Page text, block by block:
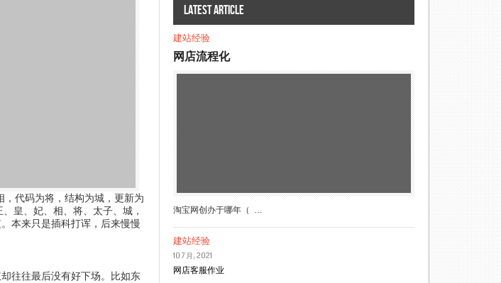
代码为将，结构为城，更新为
皇、妃、相、将、太子、城，
本来只是插科打诨，后来慢慢
往往最后没有好下场。比如东
Latest article
建站经验
网店流程化
淘宝网创办于哪年（ …
建站经验
10 7 月, 2021
网店客服作业